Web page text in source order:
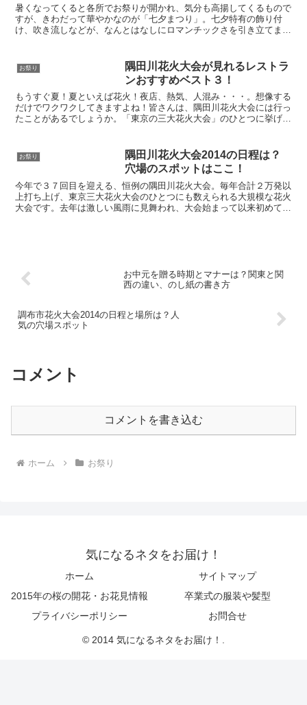
暑くなってくると各所でお祭りが開かれ、気分も高揚してくるもので
すが、きわだって華やかなのが「七夕まつり」。七夕特有の飾り付
け、吹き流しなどが、なんとはなしにロマンチックさを引き立てます
お祭り
隅田川花火大会が見れるレストラ
ンおすすめベスト３！
もうすぐ夏！夏といえば花火！夜店、熱気、人混み・・・。想像する
だけでワクワクしてきますよね！皆さんは、隅田川花火大会には行っ
たことがあるでしょうか。「東京の三大花火大会」のひとつに挙げら
お祭り
隅田川花火大会2014の日程は？
穴場のスポットはここ！
今年で３７回目を迎える、恒例の隅田川花火大会。毎年合計２万発以
上打ち上げ、東京三大花火大会のひとつにも数えられる大規模な花火
大会です。去年は激しい風雨に見舞われ、大会始まって以来初めてわ
お中元を贈る時期とマナーは？関東と関
西の違い、のし紙の書き方
調布市花火大会2014の日程と場所は？人
気の穴場スポット
コメント
コメントを書き込む
ホーム お祭り
気になるネタをお届け！
ホーム
サイトマップ
2015年の桜の開花・お花見情報
卒業式の服装や髪型
プライバシーポリシー
お問合せ
© 2014 気になるネタをお届け！.